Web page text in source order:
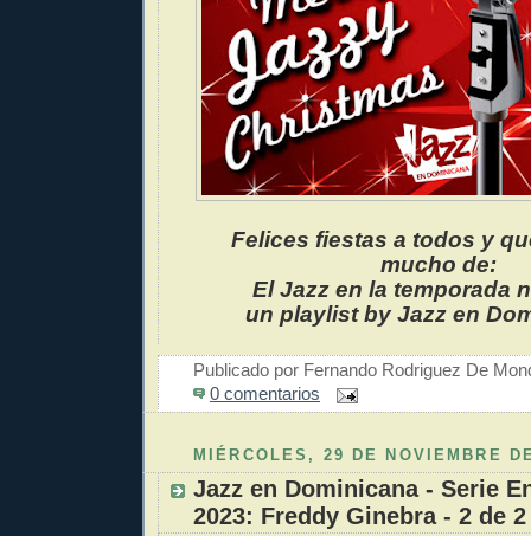
Felices fiestas a todos y
mucho de:
El Jazz en la temporada
un playlist by Jazz en
Publicado por Fernando Rodriguez De
0 comentarios
MIÉRCOLES, 29 DE NOVIEMBRE
Jazz en Dominicana - Serie
2023: Freddy Ginebra - 2 de 2